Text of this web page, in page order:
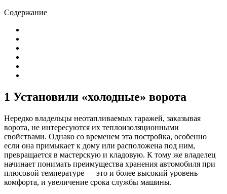
Содержание
1 Установили «холодные» ворота
Нередко владельцы неотапливаемых гаражей, заказывая
ворота, не интересуются их теплоизоляционными
свойствами. Однако со временем эта постройка, особенно
если она примыкает к дому или расположена под ним,
превращается в мастерскую и кладовую. К тому же владелец
начинает понимать преимущества хранения автомобиля при
плюсовой температуре — это и более высокий уровень
комфорта, и увеличение срока службы машины.